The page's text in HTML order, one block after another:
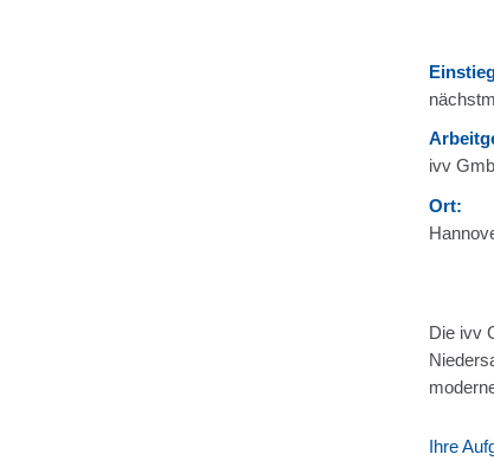
ivv
Ort:
Die ivv
Ihre